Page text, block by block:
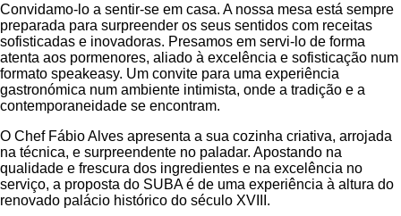
Convidamo-lo a sentir-se em casa. A nossa mesa está sempre
preparada para surpreender os seus sentidos com receitas
sofisticadas e inovadoras. Presamos em servi-lo de forma
atenta aos pormenores, aliado à excelência e sofisticação num
formato speakeasy. Um convite para uma experiência
gastronómica num ambiente intimista, onde a tradição e a
contemporaneidade se encontram.
O Chef Fábio Alves apresenta a sua cozinha criativa, arrojada
na técnica, e surpreendente no paladar. Apostando na
qualidade e frescura dos ingredientes e na excelência no
serviço, a proposta do SUBA é de uma experiência à altura do
renovado palácio histórico do século XVIII.